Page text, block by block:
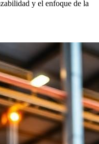
y el enfoque de la